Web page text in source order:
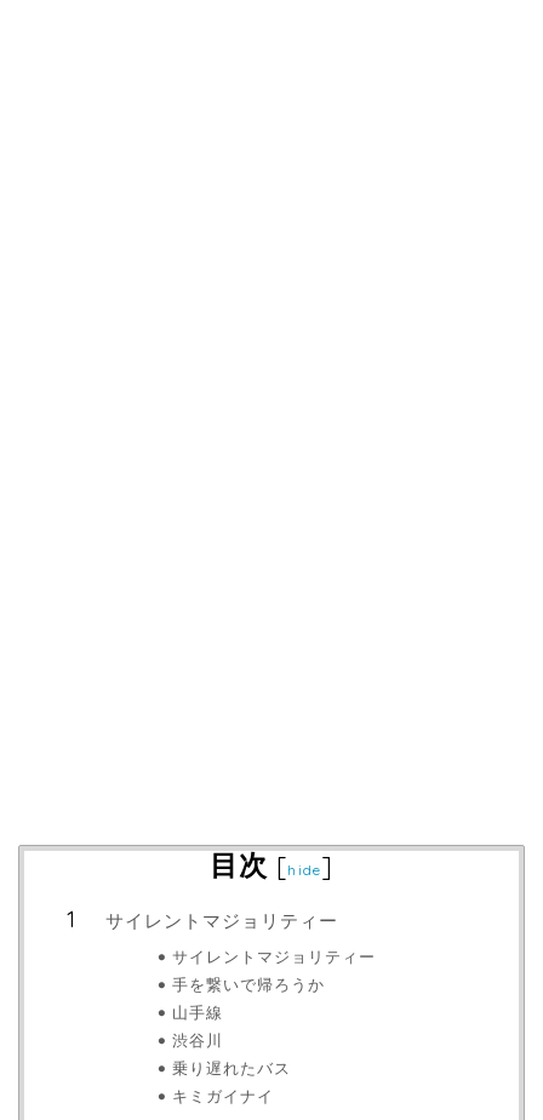
目次 [hide]
サイレントマジョリティー
サイレントマジョリティー
手を繋いで帰ろうか
山手線
渋谷川
乗り遅れたバス
キミガイナイ